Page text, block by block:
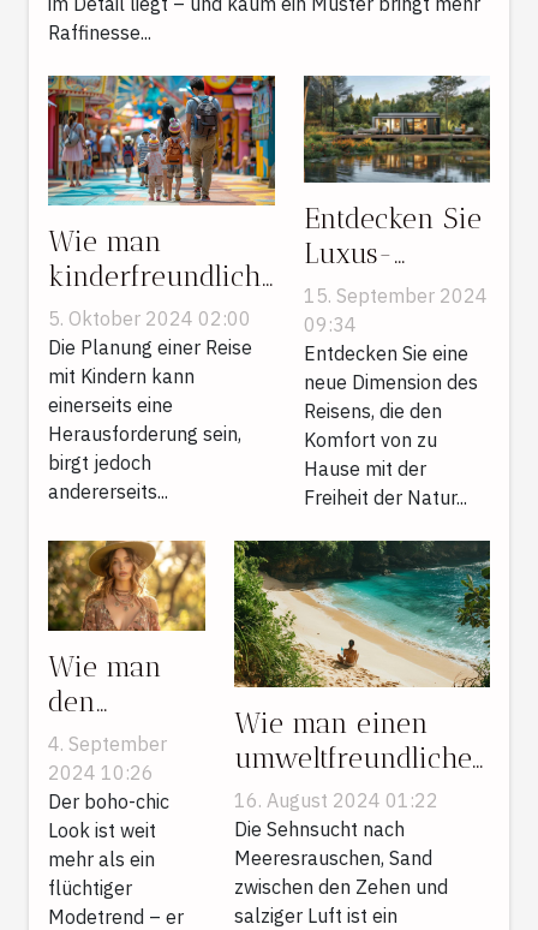
Raffinesse...
Wie man
kinderfreundliche
Reiserouten
effektiv plant und
organisiert
5. Oktober 2024 02:00
Die Planung einer Reise
mit Kindern kann
einerseits eine
Herausforderung sein,
birgt jedoch
andererseits...
Entdecken Sie
Luxus-
Camping:
Einblicke in
erstklassige
Mobilheim-
Ferien
15. September 2024
09:34
Entdecken Sie eine
neue Dimension des
Reisens, die den
Komfort von zu
Hause mit der
Freiheit der Natur...
Wie man
den
perfekten
boho-chic
Look für
jede
Jahreszeit
kreiert
4. September
2024 10:26
Der boho-chic
Look ist weit
mehr als ein
flüchtiger
Modetrend – er
Wie man einen
umweltfreundlichen
Küstenurlaub plant
16. August 2024 01:22
Die Sehnsucht nach
Meeresrauschen, Sand
zwischen den Zehen und
salziger Luft ist ein